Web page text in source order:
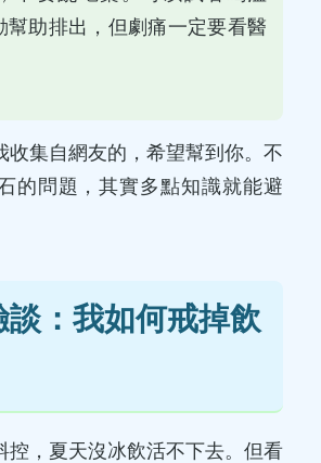
幫助排出，但劇痛一定要看醫
收集自網友的，希望幫到你。不
的問題，其實多點知識就能避
談：我如何戒掉飲
控，夏天沒冰飲活不下去。但看